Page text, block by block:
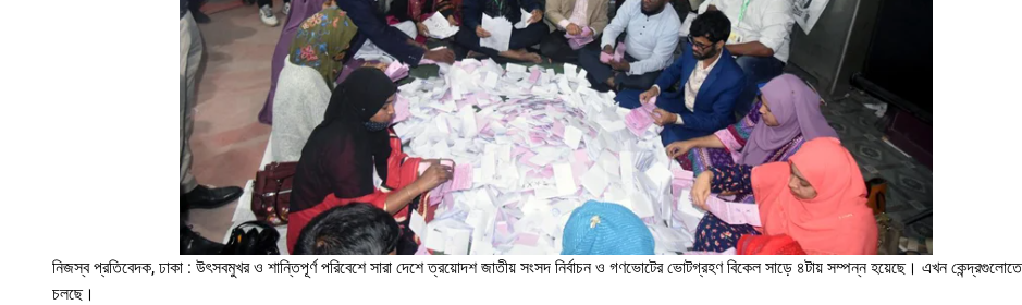
নিজস্ব প্রতিবেদক, ঢাকা : উৎসবমুখর ও শান্তিপূর্ণ পরিবেশে সারা দেশে ত্রয়োদশ জাতীয় সংসদ নির্বাচন ও গণভোটের ভোটগ্রহণ বিকেল সাড়ে ৪টায় সম্পন্ন হয়েছে। এখন
চলছে।